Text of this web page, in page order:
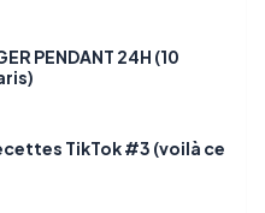
PENDANT 24H (10
TikTok #3 (voilà ce